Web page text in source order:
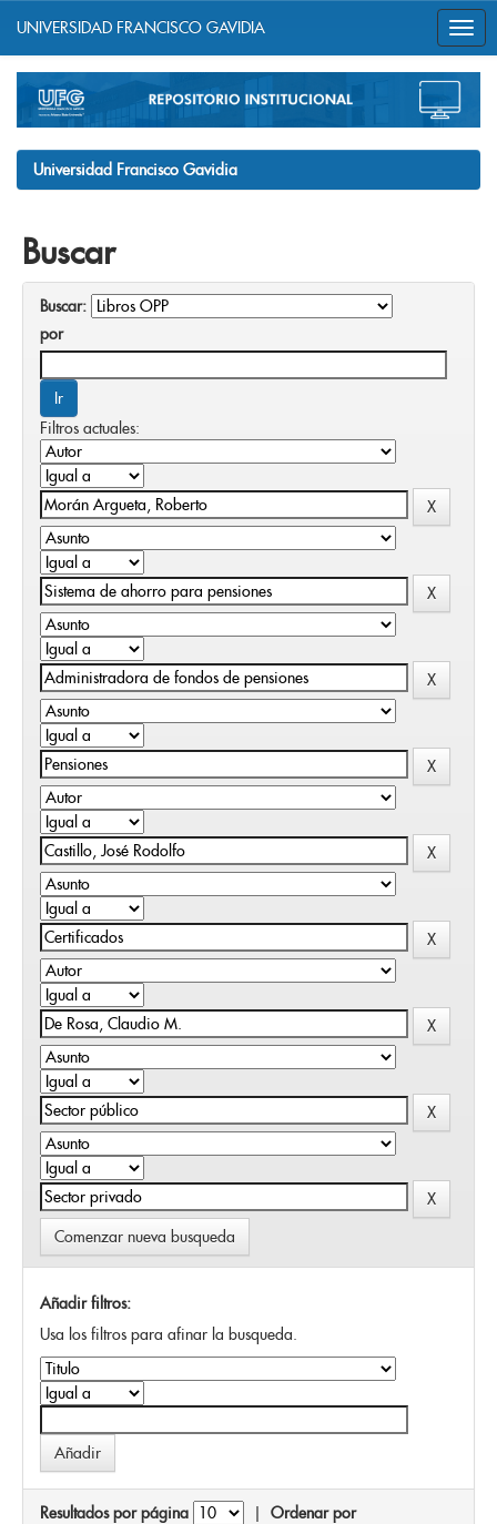
navigation
UNIVERSIDAD FRANCISCO GAVIDIA
Universidad Francisco Gavidia
Buscar
Buscar:
por
Filtros actuales:
Comenzar nueva busqueda
Añadir filtros:
Usa los filtros para afinar la busqueda.
Resultados por página | Ordenar por